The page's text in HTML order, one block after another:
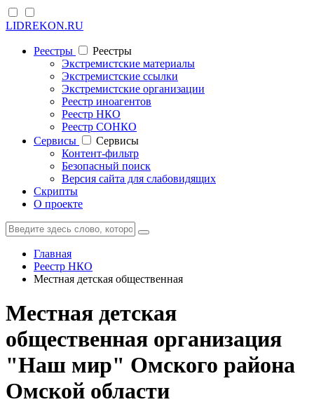
LIDREKON.RU
Реестры
Реестры
Экстремистские материалы
Экстремистские ссылки
Экстремистские организации
Реестр иноагентов
Реестр НКО
Реестр СОНКО
Cервисы
Cервисы
Контент-фильтр
Безопасный поиск
Версия сайта для слабовидящих
Скрипты
О проекте
Главная
Реестр НКО
Местная детская общественная
Местная детская
общественная организация
"Наш мир" Омского района
Омской области